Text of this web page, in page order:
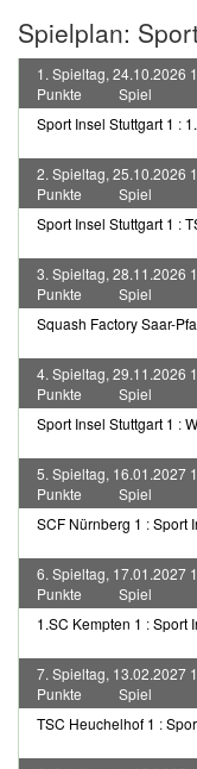
Spielplan:
1. Spieltag, 24.10.2026
Punkte
Spiel
Sport Insel Stuttgart 1 :
2. Spieltag, 25.10.2026
Punkte
Spiel
Sport Insel Stuttgart 1 :
3. Spieltag, 28.11.2026
Punkte
Spiel
Squash Factory Saar-
4. Spieltag, 29.11.2026
Punkte
Spiel
Sport Insel Stuttgart 1 :
5. Spieltag, 16.01.2027
Punkte
Spiel
SCF Nürnberg 1 :Sport
6. Spieltag, 17.01.2027
Punkte
Spiel
1.SC Kempten 1 :Sport
7. Spieltag, 13.02.2027
Punkte
Spiel
TSC Heuchelhof 1 :